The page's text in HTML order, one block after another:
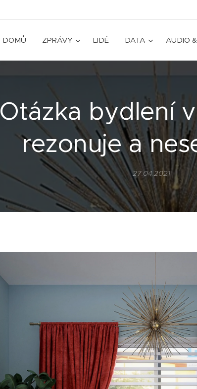
DOMŮ ZPRÁVY LIDÉ DATA AUDIO
Otázka bydlení
rezonuje a
27.04.2021